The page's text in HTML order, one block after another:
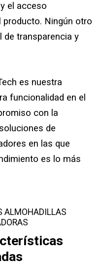
electrónico
el acceso
Ningún otro
transparencia y
es nuestra
funcionalidad en el
con la
de
en las que
es lo más
ALMOHADILLAS